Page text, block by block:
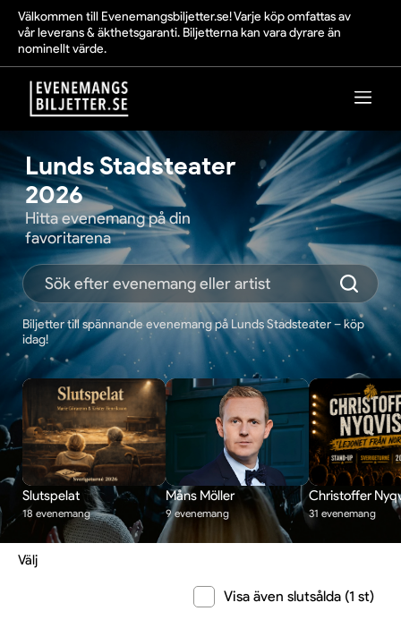
Välkommen till Evenemangsbiljetter.se! Varje köp omfattas av
vår leverans & äkthetsgaranti. Biljetterna kan vara dyrare än
nominellt värde.
Lunds Stadsteater
2026
Hitta evenemang på din
favoritarena
Biljetter till spännande evenemang på Lunds Stadsteater – köp
idag!
Slutspelat
18 evenemang
Måns Möller
9 evenemang
Christoffer
31 evenemang
Välj
Visa även slutsålda (1 st)